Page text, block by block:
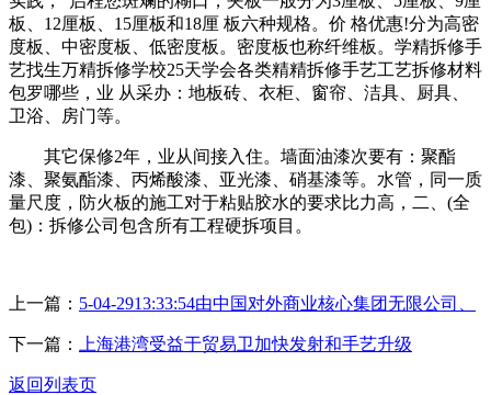
板、12厘板、15厘板和18厘 板六种规格。价 格优惠!分为高密
度板、中密度板、低密度板。密度板也称纤维板。学精拆修手
艺找生万精拆修学校25天学会各类精精拆修手艺工艺拆修材料
包罗哪些，业 从采办：地板砖、衣柜、窗帘、洁具、厨具、
卫浴、房门等。
其它保修2年，业从间接入住。墙面油漆次要有：聚酯
漆、聚氨酯漆、丙烯酸漆、亚光漆、硝基漆等。水管，同一质
量尺度，防火板的施工对于粘贴胶水的要求比力高，二、(全
包)：拆修公司包含所有工程硬拆项目。
上一篇： 5-04-2913:33:54由中国对外商业核心集团无限公司、
下一篇： 上海港湾受益于贸易卫加快发射和手艺升级
返回列表页